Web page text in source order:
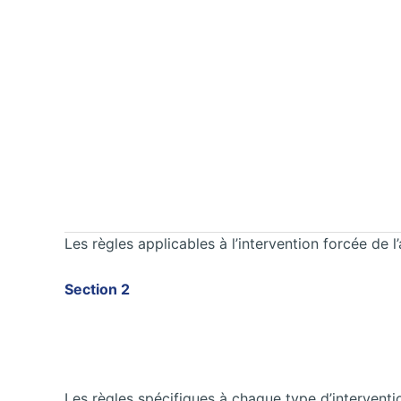
Les règles applicables à l’intervention forcée de
Section 2